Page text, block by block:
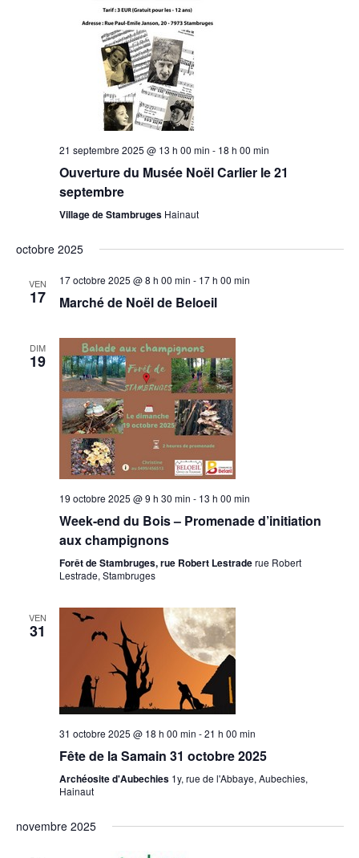
21 septembre 2025 @ 13 h 00 min - 18 h 00 min
Ouverture du Musée Noël Carlier le 21
septembre
Village de Stambruges Hainaut
octobre 2025
VEN
17
17 octobre 2025 @ 8 h 00 min - 17 h 00 min
Marché de Noël de Beloeil
DIM
19
19 octobre 2025 @ 9 h 30 min - 13 h 00 min
Week-end du Bois – Promenade d’initiation
aux champignons
Forêt de Stambruges, rue Robert Lestraderue Robert
Lestrade, Stambruges
VEN
31
31 octobre 2025 @ 18 h 00 min -21 h 00 min
Fête de la Samain 31 octobre 2025
Archéosite d'Aubechies 1y, rue de l'Abbaye, Aubechies,
Hainaut
novembre 2025